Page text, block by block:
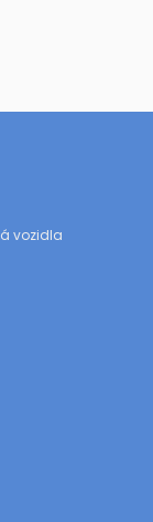
vozidla